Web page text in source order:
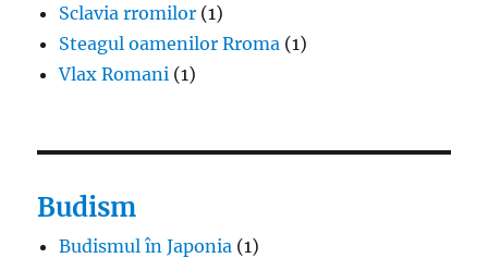
Sclavia rromilor (1)
Steagul oamenilor Rroma (1)
Vlax Romani (1)
Budism
Budismul în Japonia (1)